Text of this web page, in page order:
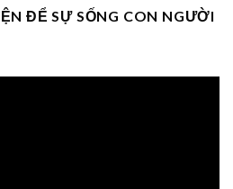
ĐỂ SỰ SỐNG CON NGƯỜI